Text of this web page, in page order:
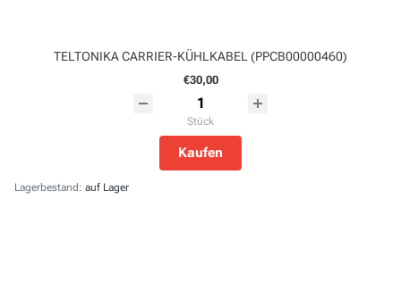
TELTONIKA CARRIER-KÜHLKABEL (PPCB00000460)
€30,00
Stück
Kaufen
Lagerbestand: auf Lager